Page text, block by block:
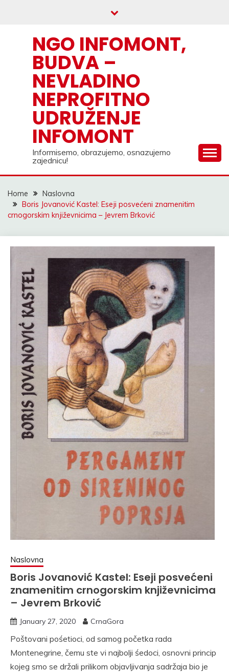
NGO INFOMONT,
BUDVA –
NEVLADINO
NEPROFITNO
UDRUŽENJE
INFOMONT
Informisemo, obrazujemo, osnazujemo
zajednicu!
Home
Naslovna
Boris Jovanović Kastel: Eseji posvećeni znamenitim
crnogorskim književnicima – Jevrem Brković
Naslovna
Boris Jovanović Kastel: Eseji posvećeni
znamenitim crnogorskim književnicima
– Jevrem Brković
January 27, 2020 CrnaGora
Poštovani pośetioci, od samog početka rada
Montenegrine, čemu ste vi najbolji śedoci, osnovni princip
kojeg smo se držali prilikom objavljivanja sadržaja bio je